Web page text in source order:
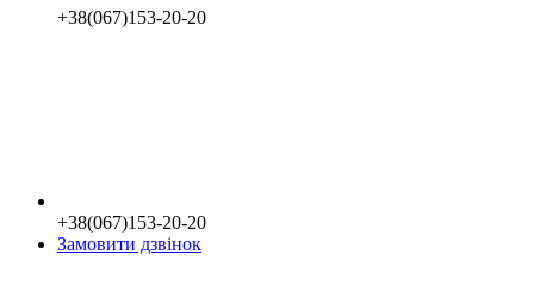
+38(067)153-20-20
+38(067)153-20-20
Замовити дзвінок